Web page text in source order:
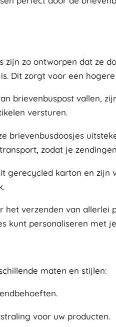
zo ontworpen dat ze
Dit zorgt voor een
brievenbuspost vallen,
versturen.
brievenbusdoosjes
zodat je
gerecycled karton en
verzenden van
kunt personaliseren
maten en stijlen:
voor uw producten.